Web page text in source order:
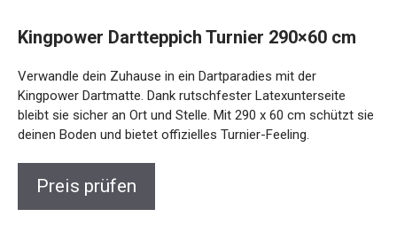
Kingpower Dartmatte. Dank rutschfester Latexunterseite
bleibt sie sicher an Ort und Stelle. Mit 290 x 60 cm schützt
sie deinen Boden und bietet offizielles Turnier-Feeling.
Preis prüfen